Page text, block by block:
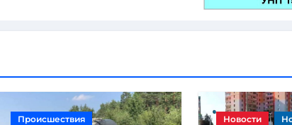
Происшествия Новости